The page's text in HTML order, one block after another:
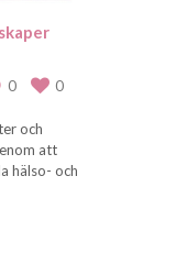
0 0
och
att
hälso- och